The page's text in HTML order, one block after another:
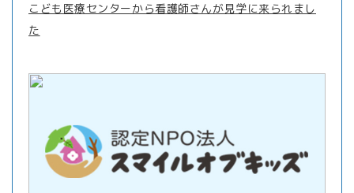
こども医療センターから看護師さんが見学に来られまし
た